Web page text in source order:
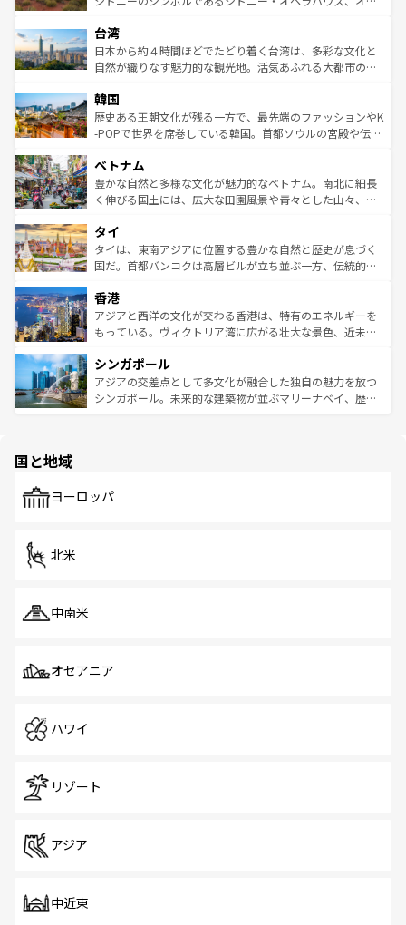
ならではの贅沢な旅のスタイルだ。 なお、新着のアメリカ
情報はコンテンツ一覧を参照してほしい。
れるおもてなしの心で訪れる人々を迎えてくれるハワイの
人々、おいしいローカルフードやハワイアンミュージッ
ク、伝統的なフラダンスなど、すべてがハワイの魅力を彩
ワイを、存分に味わってほしい。 なお、新着のハワイ情報
はコンテンツ一覧を参照してほしい。
リアリーフや大陸中央部にそびえるウルル（エアーズロッ
ク）、タスマニアの美しい原生林やケアンズの熱帯雨林な
ど、見どころがたくさん。また、カフェやワイン、オージ
いる。アクティビティも充実しており、サーフィンやダイ
ビング、ハイキングなど、アウトドア好きにはたまらな
い。オーストラリアの多彩な魅力を存分に味わいつくそ
参照してほしい。
台湾
日本から約４時間ほどでたどり着く台湾は、多彩な文化と
自然が織りなす魅力的な観光地。活気あふれる大都市の台
ン）、静ひつな山岳地帯である台湾東部など、都市の喧騒
と山間の静けさが共存しており、訪れる人に新しい発見と
驚きをもたらしてくれる。また、奥深い台湾の食文化も魅
容にもいいと評判のスイーツなど、バラエティ豊かな料理
が味わえる。 なお、新着の台湾情報は コンテンツ一覧を参
照してほしい。
韓国
歴史ある王朝文化が残る一方で、最先端のファッションやK
-POPで世界を席巻している韓国。首都ソウルの宮殿や伝統
き、地方に足を延ばせば四季折々の自然美を楽しむことが
できる。そして、キムチや焼肉、絶品のストリートフード
まで、さまざまな韓国料理が待っている。夜には、韓国な
リティに包まれながら、韓国の多彩な魅力を心ゆくまで味
わってみてほしい。 なお、新着の韓国情報はコンテンツ一
覧を参照してほしい。
ベトナム
豊かな自然と多様な文化が魅力的なベトナム。南北に細長
く伸びる国土には、広大な田園風景や青々とした山々、世
急速な発展と共に伝統が息づく。ハノイの古い町並みやホ
ーチミン市のフランス統治時代の建物も、独特の雰囲気を
醸し出している。また、バラエティの豊かさとおいしさで
とつ。フォーやバインミー、ベトナムコーヒーなどは、ぜ
ひ現地で味わいたい。どの地域を訪れてもあたたかい人々
が旅行者を迎えてくれるので、きっと忘れられない旅にな
参照してほしい。
タイ
タイは、東南アジアに位置する豊かな自然と歴史が息づく
国だ。首都バンコクは高層ビルが立ち並ぶ一方、伝統的な
の活気が交差している。北部ではチェンマイなどの山岳地
帯で自然と触れ合い、南部ではプーケットやクラビの美し
いビーチでリゾート気分を楽しむことができる。タイ料理
激する。気候は一年中温暖で、どの季節にも異なる楽しみ
が待っている。親しみやすいタイの人々、仏教を中心とし
た文化、そして多様な観光資源が、訪れる旅人を魅了し続
香港
アジアと西洋の文化が交わる香港は、特有のエネルギーを
もっている。ヴィクトリア湾に広がる壮大な景色、近未来
み、どこを訪れても感動するはず。観光スポットが密集し
ており、効率よく見どころを回れるのも魅力。息をのむよ
うな絶景から文化的な体験まで、香港を存分に楽しみ尽く
シンガポール
アジアの交差点として多文化が融合した独自の魅力を放つ
シンガポール。未来的な建築物が並ぶマリーナベイ、歴史
で、ホーカーズは地元の風情を楽しめる外せないスポット
国と地域
ヨーロッパ
北米
中南米
オセアニア
ハワイ
リゾート
アジア
中近東